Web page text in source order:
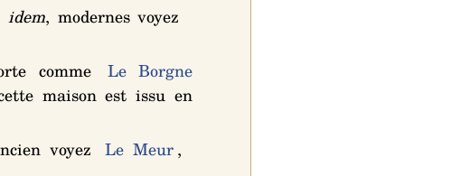
idem, modernes voyez
comme
Le Borgne
maison est issu en
voyez Le Meur ,